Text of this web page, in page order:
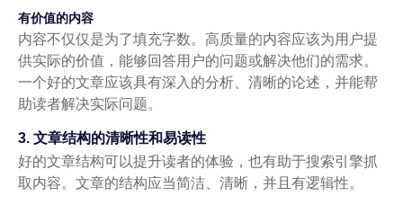
有价值的内容
内容不仅仅是为了填充字数。高质量的内容应该为用户提
供实际的价值，能够回答用户的问题或解决他们的需求。
一个好的文章应该具有深入的分析、清晰的论述，并能帮
助读者解决实际问题。
3. 文章结构的清晰性和易读性
好的文章结构可以提升读者的体验，也有助于搜索引擎抓
取内容。文章的结构应当简洁、清晰，并且有逻辑性。